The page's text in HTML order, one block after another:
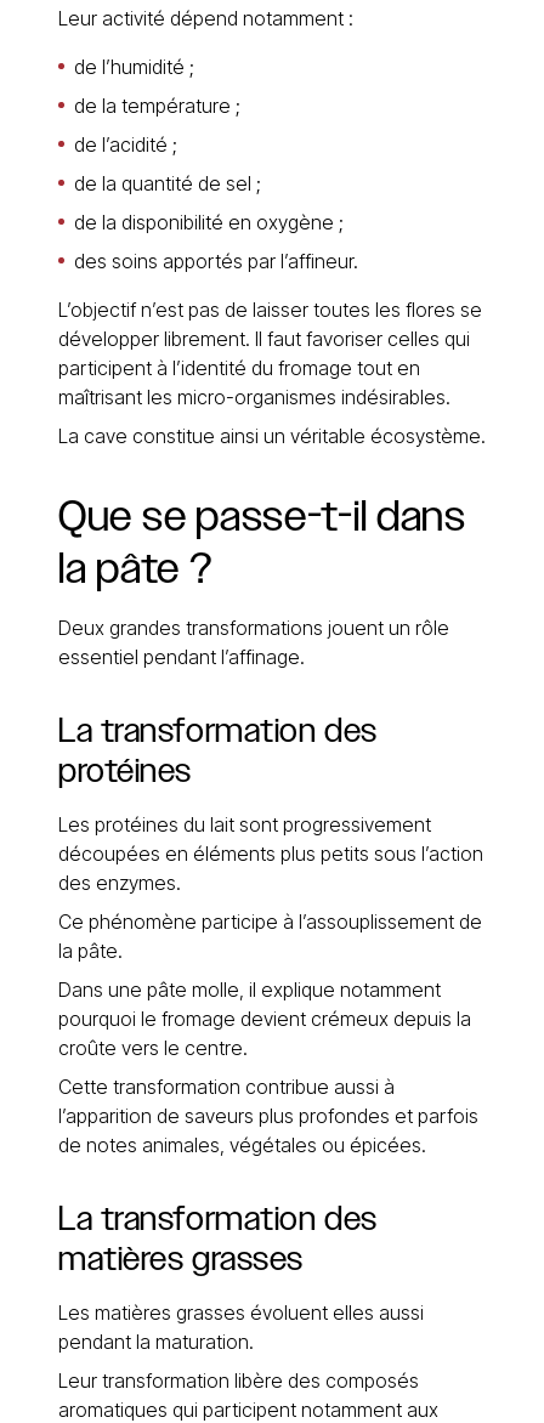
Leur activité dépend notamment :
de l’humidité ;
de la température ;
de l’acidité ;
de la quantité de sel ;
de la disponibilité en oxygène ;
des soins apportés par l’affineur.
L’objectif n’est pas de laisser toutes les flores se
développer librement. Il faut favoriser celles qui
participent à l’identité du fromage tout en
maîtrisant les micro-organismes indésirables.
La cave constitue ainsi un véritable écosystème.
Que se passe-t-ildans
la pâte ?
Deux grandes transformations jouent un rôle
essentiel pendant l’affinage.
La transformation des
protéines
Les protéines du lait sont progressivement
découpées en éléments plus petits sous l’action
des enzymes.
Ce phénomène participe à l’assouplissement de
la pâte.
Dans une pâte molle, il explique notamment
pourquoi le fromage devient crémeux depuis la
croûte vers le centre.
Cette transformation contribue aussi à
l’apparition de saveurs plus profondes et parfois
de notes animales, végétales ou épicées.
La transformation des
matières grasses
Les matières grasses évoluent elles aussi
pendant la maturation.
Leur transformation libère des composés
aromatiques qui participent notamment aux